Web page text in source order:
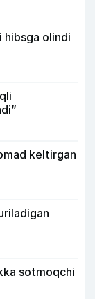
hibsga olindi
keltirgan
sotmoqchi